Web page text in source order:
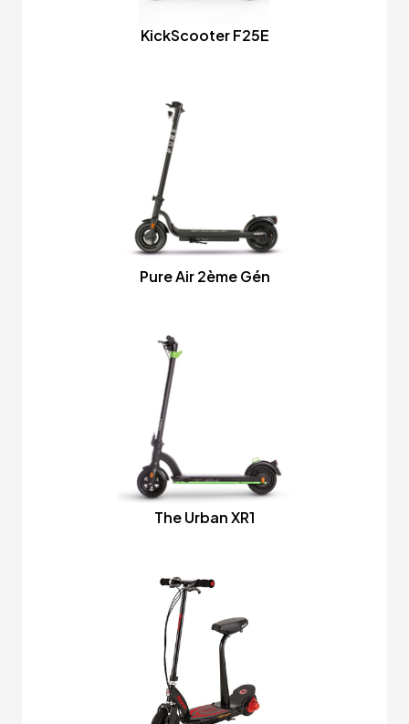
KickScooter F25E
Pure Air 2ème Gén
The Urban XR1